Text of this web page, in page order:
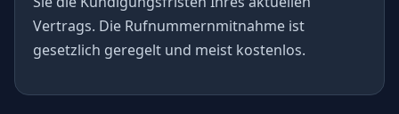
Vertrags. Die Rufnummernmitnahme ist
gesetzlich geregelt und meist kostenlos.